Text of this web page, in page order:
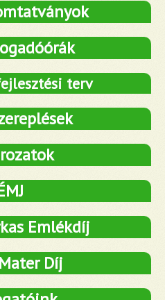
terv
Emlékdíj
Díj